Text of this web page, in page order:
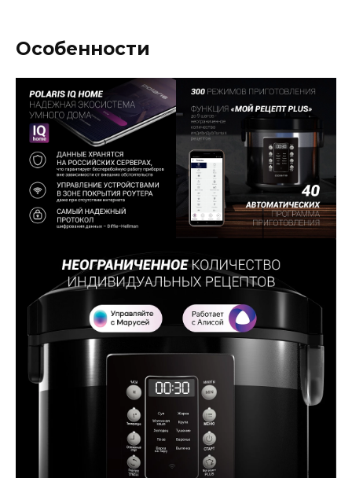
Особенности